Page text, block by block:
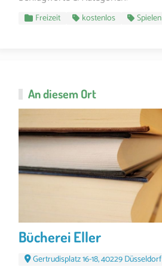
Freizeit kostenlos Spielen
An diesem Ort
Bücherei Eller
Gertrudisplatz 16-18, 40229 Düsseldorf